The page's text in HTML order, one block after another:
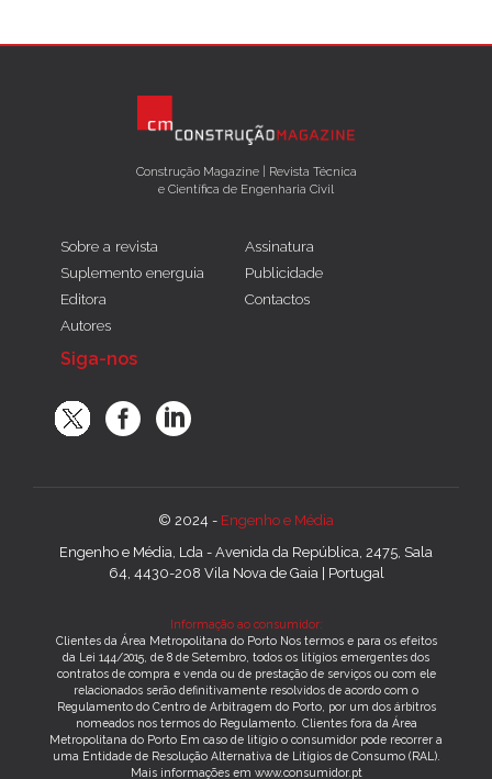
Construção Magazine | Revista Técnica
e Científica de Engenharia Civil
Sobre a revista
Suplemento energuia
Editora
Autores
Assinatura
Publicidade
Contactos
Siga-nos
© 2024 - Engenho e Média
Engenho e Média, Lda - Avenida da República, 2475, Sala
64, 4430-208 Vila Nova de Gaia | Portugal
Informação ao consumidor:
Clientes da Área Metropolitana do Porto Nos termos e para os efeitos
da Lei 144/2015, de 8 de Setembro, todos os litígios emergentes dos
contratos de compra e venda ou de prestação de serviços ou com ele
relacionados serão definitivamente resolvidos de acordo com o
Regulamento do Centro de Arbitragem do Porto, por um dos árbitros
nomeados nos termos do Regulamento. Clientes fora da Área
Metropolitana do Porto Em caso de litígio o consumidor pode recorrer a
uma Entidade de Resolução Alternativa de Litígios de Consumo (RAL).
Mais informações em www.consumidor.pt